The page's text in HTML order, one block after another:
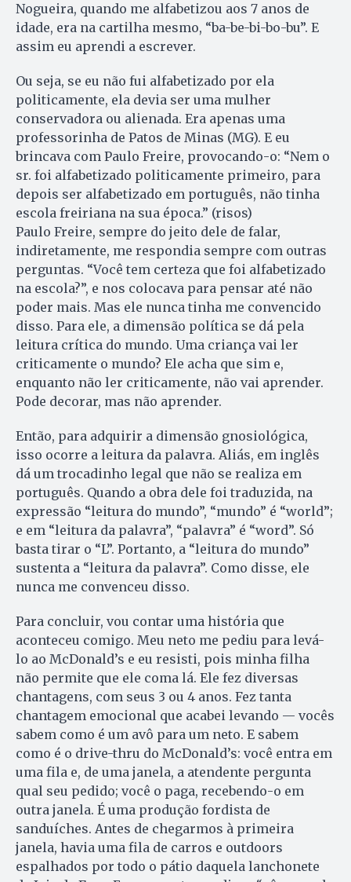
Nogueira, quando me alfabetizou aos 7 anos de
idade, era na cartilha mesmo, “ba-be-bi-bo-bu”. E
assim eu aprendi a escrever.
Ou seja, se eu não fui alfabetizado por ela
politicamente, ela devia ser uma mulher
conservadora ou alienada. Era apenas uma
professorinha de Patos de Minas (MG). E eu
brincava com Paulo Freire, provocando-o: “Nem o
sr. foi alfabetizado politicamente primeiro, para
depois ser alfabetizado em português, não tinha
escola freiriana na sua época.” (risos)
Paulo Freire, sempre do jeito dele de falar,
indiretamente, me respondia sempre com outras
perguntas. “Você tem certeza que foi alfabetizado
na escola?”, e nos colocava para pensar até não
poder mais. Mas ele nunca tinha me convencido
disso. Para ele, a dimensão política se dá pela
leitura crítica do mundo. Uma criança vai ler
criticamente o mundo? Ele acha que sim e,
enquanto não ler criticamente, não vai aprender.
Pode decorar, mas não aprender.
Então, para adquirir a dimensão gnosiológica,
isso ocorre a leitura da palavra. Aliás, em inglês
dá um trocadinho legal que não se realiza em
português. Quando a obra dele foi traduzida, na
expressão “leitura do mundo”, “mundo” é “world”;
e em “leitura da palavra”, “palavra” é “word”. Só
basta tirar o “L”. Portanto, a “leitura do mundo”
sustenta a “leitura da palavra”. Como disse, ele
nunca me convenceu disso.
Para concluir, vou contar uma história que
aconteceu comigo. Meu neto me pediu para levá-
lo ao McDonald’s e eu resisti, pois minha filha
não permite que ele coma lá. Ele fez diversas
chantagens, com seus 3 ou 4 anos. Fez tanta
chantagem emocional que acabei levando — vocês
sabem como é um avô para um neto. E sabem
como é o drive-thru do McDonald’s: você entra em
uma fila e, de uma janela, a atendente pergunta
qual seu pedido; você o paga, recebendo-o em
outra janela. É uma produção fordista de
sanduíches. Antes de chegarmos à primeira
janela, havia uma fila de carros e outdoors
espalhados por todo o pátio daquela lanchonete